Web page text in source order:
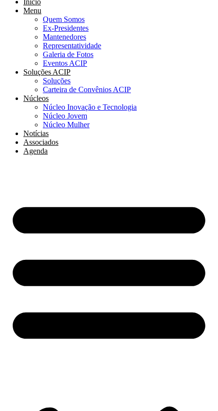
Início
Menu
Quem Somos
Ex-Presidentes
Mantenedores
Representatividade
Galeria de Fotos
Eventos ACIP
Soluções ACIP
Soluções
Carteira de Convênios ACIP
Núcleos
Núcleo Inovação e Tecnologia
Núcleo Jovem
Núcleo Mulher
Notícias
Associados
Agenda